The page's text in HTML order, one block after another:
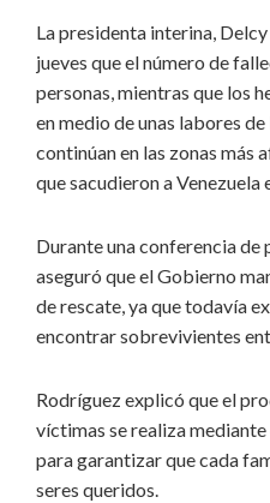
La presidenta interina,
jueves que el número de
personas, mientras que los
en medio de unas labores
continúan en las zonas más
que sacudieron a Venezuela
Durante una conferencia de
aseguró que el Gobierno
de rescate, ya que todavía
encontrar sobrevivientes
Rodríguez explicó que el
víctimas se realiza
para garantizar que cada
seres queridos.